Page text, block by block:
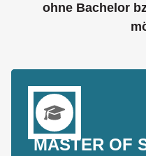
ohne Bachelor
MASTER OF